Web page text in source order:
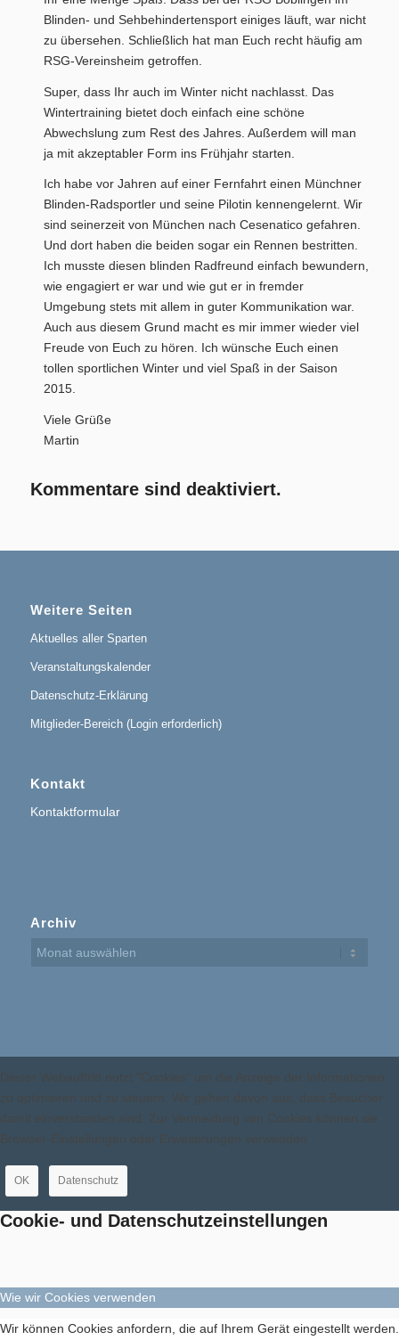
Blinden- und Sehbehindertensport einiges läuft, war nicht
zu übersehen. Schließlich hat man Euch recht häufig am
RSG-Vereinsheim getroffen.
Super, dass Ihr auch im Winter nicht nachlasst. Das
Wintertraining bietet doch einfach eine schöne
Abwechslung zum Rest des Jahres. Außerdem will man
ja mit akzeptabler Form ins Frühjahr starten.
Ich habe vor Jahren auf einer Fernfahrt einen Münchner
Blinden-Radsportler und seine Pilotin kennengelernt. Wir
sind seinerzeit von München nach Cesenatico gefahren.
Und dort haben die beiden sogar ein Rennen bestritten.
Ich musste diesen blinden Radfreund einfach bewundern,
wie engagiert er war und wie gut er in fremder
Umgebung stets mit allem in guter Kommunikation war.
Auch aus diesem Grund macht es mir immer wieder viel
Freude von Euch zu hören. Ich wünsche Euch einen
tollen sportlichen Winter und viel Spaß in der Saison
2015.
Viele Grüße
Martin
Kommentare sind deaktiviert.
Weitere Seiten
Aktuelles aller Sparten
Veranstaltungskalender
Datenschutz-Erklärung
Mitglieder-Bereich (Login erforderlich)
Kontakt
Kontaktformular
Archiv
Dieser Webauftritt nutzt "Cookies" um die Anzeige der Informationen
zu optimieren und zu steuern. Wir gehen davon aus, dass Besucher
damit einverstanden sind. Zur Vermeidung von Cookies können sie
Browser-Einstellungen oder Erweiterungen verwenden.
OK Datenschutz
Cookie- und Datenschutzeinstellungen
Wie wir Cookies verwenden
Wir können Cookies anfordern, die auf Ihrem Gerät eingestellt werden.